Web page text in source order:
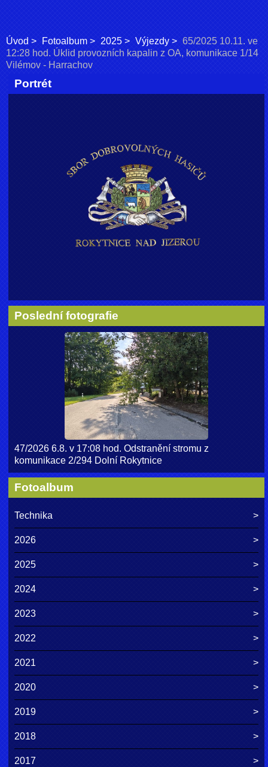
Úvod Fotoalbum 2025 Výjezdy
65/2025 10.11. ve
12:28 hod. Úklid provozních kapalin z OA, komunikace 1/14
Vilémov - Harrachov
Portrét
Poslední fotografie
47/2026 6.8. v 17:08 hod. Odstranění stromu z
komunikace 2/294 Dolní Rokytnice
Fotoalbum
Technika
2026
2025
2024
2023
2022
2021
2020
2019
2018
2017